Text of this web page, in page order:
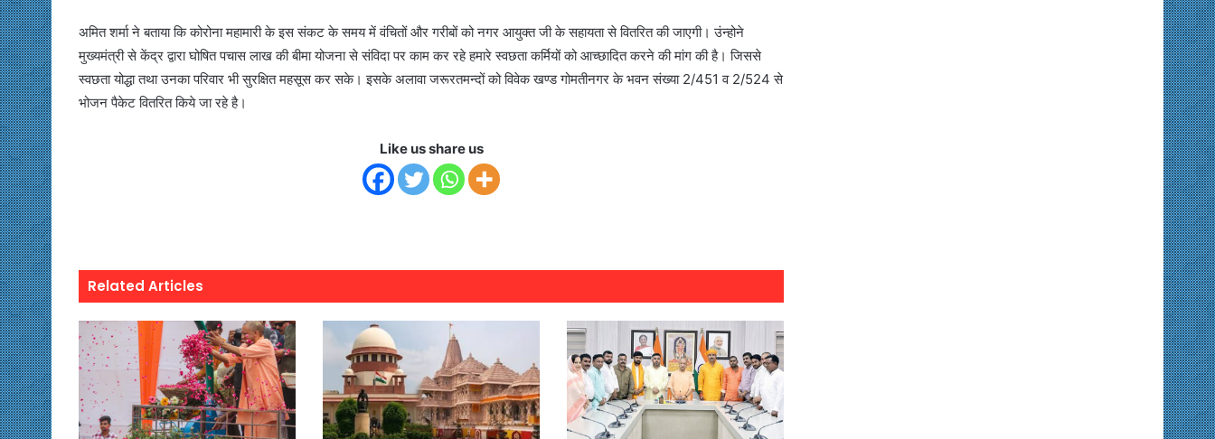
अमित शर्मा ने बताया कि कोरोना महामारी के इस संकट के समय में वंचितों और गरीबों को नगर आयुक्त जी के सहायता से वितरित की जाएगी। उंन्होने
मुख्यमंत्री से केंद्र द्वारा घोषित पचास लाख की बीमा योजना से संविदा पर काम कर रहे हमारे स्वछता कर्मियों को आच्छादित करने की मांग की है। जिससे
स्वछता योद्धा तथा उनका परिवार भी सुरक्षित महसूस कर सके। इसके अलावा जरूरतमन्दों को विवेक खण्ड गोमतीनगर के भवन संख्या 2/451 व 2/524 से
भोजन पैकेट वितरित किये जा रहे है।
Like us share us
Related Articles